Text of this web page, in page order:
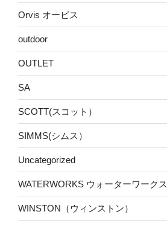
Orvis オービス
outdoor
OUTLET
SA
SCOTT(スコット）
SIMMS(シムス）
Uncategorized
WATERWORKS ウォーターワークス
WINSTON（ウィンストン）